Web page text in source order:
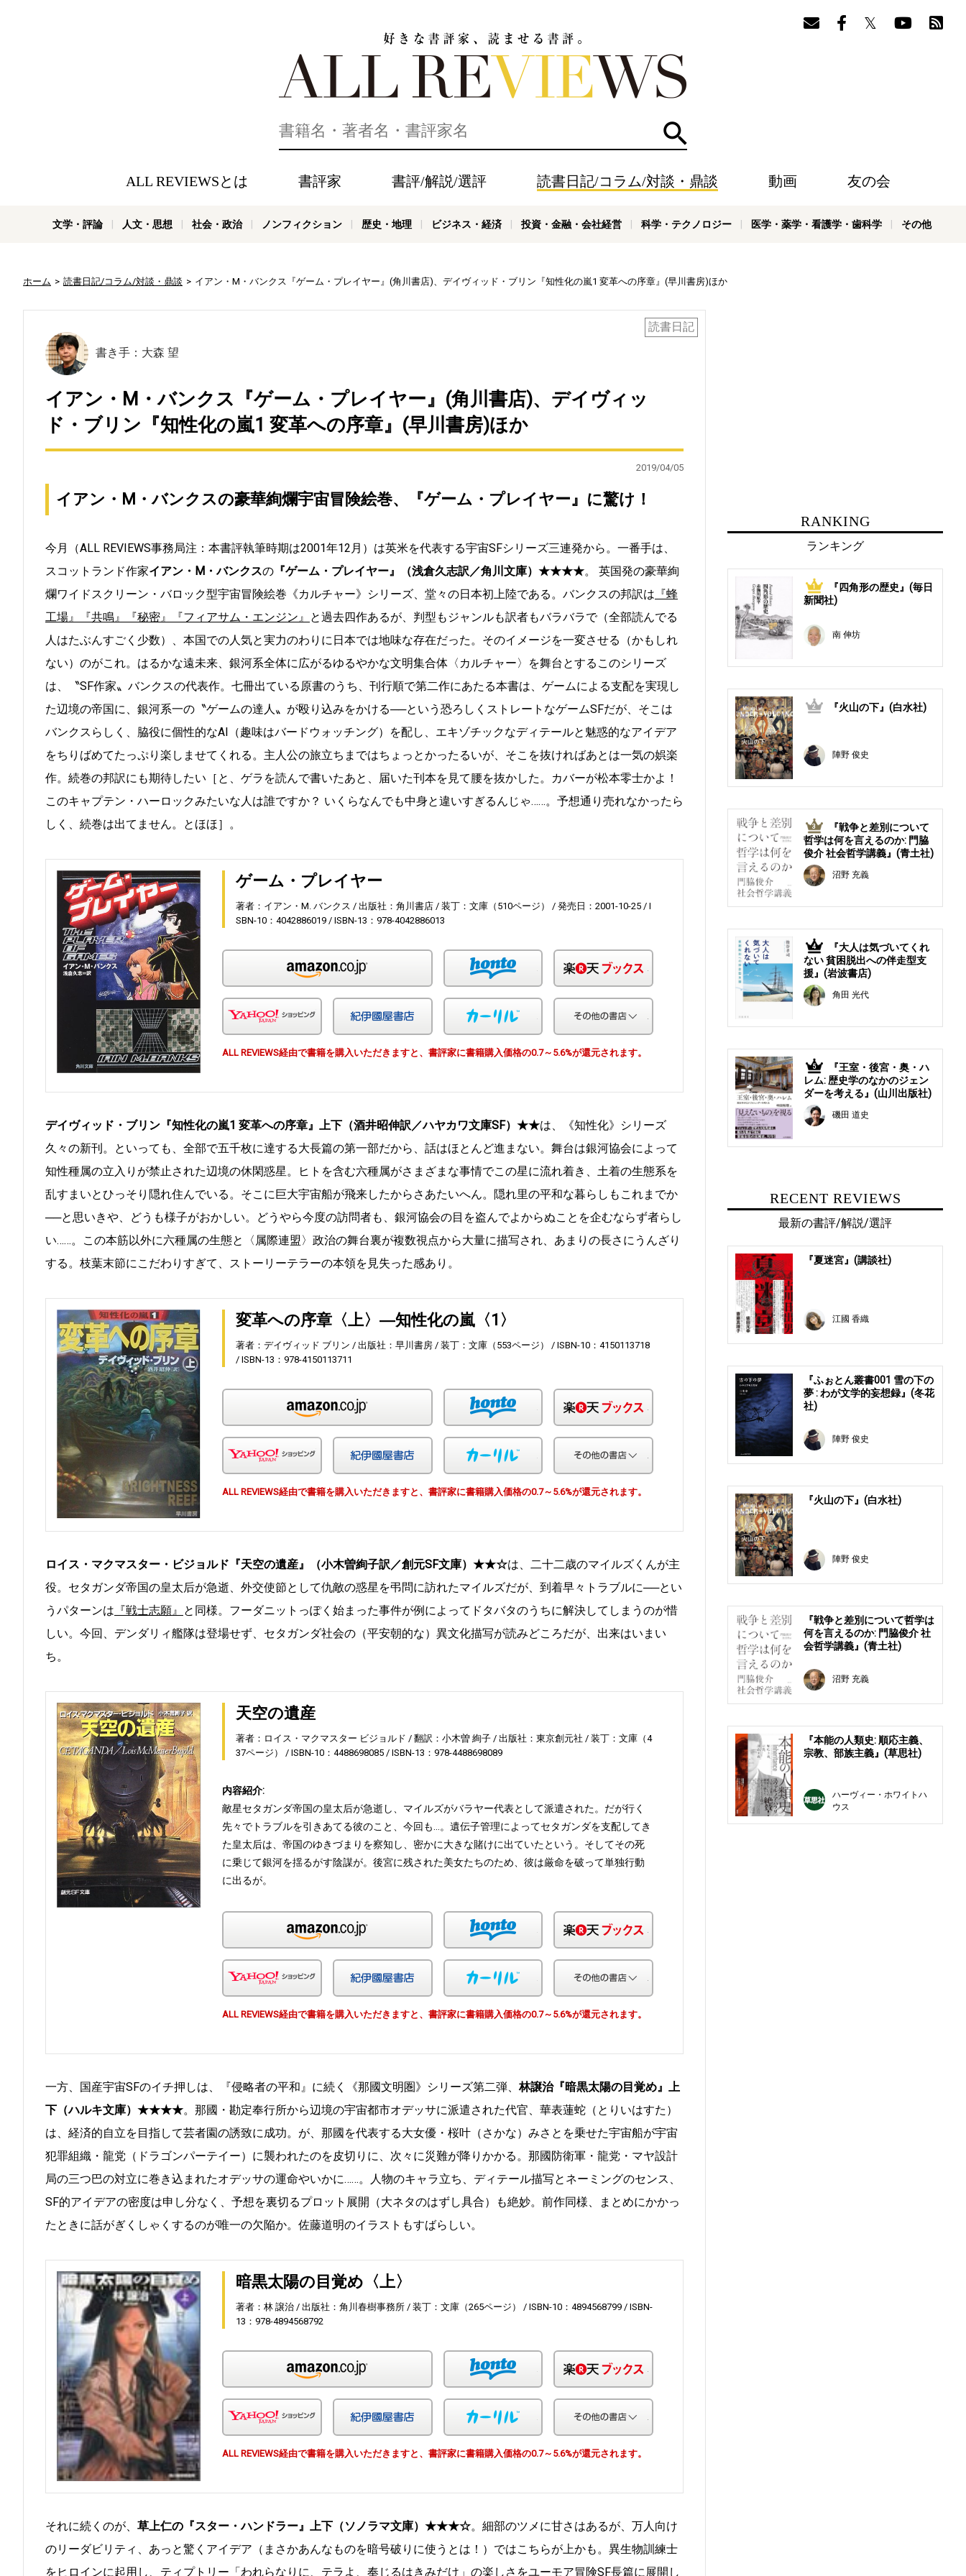
検索
ALL REVIEWSとは 書評家 書評/解説/選評 読書日記/コラム/対談・鼎談 動画 友の会
文学・評論 人文・思想 社会・政治 ノンフィクション 歴史・地理 ビジネス・経済 投資・金融・会社経営 科学・テクノロジー 医学・薬学・看護学・歯科学 その他
ホーム 読書日記/コラム/対談・鼎談 イアン・M・バンクス『ゲーム・プレイヤー』(角川書店)、デイヴィッド・ブリン『知性化の嵐1 変革への序章』(早川書房)ほか
読書日記
書き手：大森 望
イアン・M・バンクス『ゲーム・プレイヤー』(角川書店)、デイヴィッ
ド・ブリン『知性化の嵐1 変革への序章』(早川書房)ほか
2019/04/05
イアン・M・バンクスの豪華絢爛宇宙冒険絵巻、『ゲーム・プレイヤー』に驚け！
今月（ALL REVIEWS事務局注：本書評執筆時期は2001年12月）は英米を代表する宇宙SFシリーズ三連発から。一番手は、
スコットランド作家イアン・M・バンクスの 『ゲーム・プレイヤー』（浅倉久志訳／角川文庫）★★★★。 英国発の豪華絢
爛ワイドスクリーン・バロック型宇宙冒険絵巻《カルチャー》シリーズ、堂々の日本初上陸である。バンクスの邦訳は 『蜂
工場』
『共鳴』 『秘密』 『フィアサム・エンジン』 と過去四作あるが、判型もジャンルも訳者もバラバラで（全部読んでる
人はたぶんすごく少数）、本国での人気と実力のわりに日本では地味な存在だった。そのイメージを一変させる（かもしれ
ない）のがこれ。はるかな遠未来、銀河系全体に広がるゆるやかな文明集合体〈カルチャー〉を舞台とするこのシリーズ
は、〝SF作家〟バンクスの代表作。七冊出ている原書のうち、刊行順で第二作にあたる本書は、ゲームによる支配を実現し
た辺境の帝国に、銀河系一の〝ゲームの達人〟が殴り込みをかける──という恐ろしくストレートなゲームSFだが、そこは
バンクスらしく、脇役に個性的なAI（趣味はバードウォッチング）を配し、エキゾチックなディテールと魅惑的なアイデア
をちりばめてたっぷり楽しませてくれる。主人公の旅立ちまではちょっとかったるいが、そこを抜ければあとは一気の娯楽
作。続巻の邦訳にも期待したい［と、ゲラを読んで書いたあと、届いた刊本を見て腰を抜かした。カバーが松本零士かよ！
このキャプテン・ハーロックみたいな人は誰ですか？ いくらなんでも中身と違いすぎるんじゃ……。予想通り売れなかったら
しく、続巻は出てません。とほほ］。
ゲーム・プレイヤー
著者：イアン・M. バンクス 出版社：角川書店 装丁：文庫（510ページ） 発売日：2001-10-25
I
SBN-10：4042886019
ISBN-13：978-4042886013
honto
Yahoo!ショッピング 紀伊国屋 カーリル
ALL REVIEWS経由で書籍を購入いただきますと、書評家に書籍購入価格の0.7～5.6%が還元されます。
デイヴィッド・ブリン『知性化の嵐1 変革への序章』上下（酒井昭伸訳／ハヤカワ文庫SF）★★は、《知性化》シリーズ
久々の新刊。といっても、全部で五千枚に達する大長篇の第一部だから、話はほとんど進まない。舞台は銀河協会によって
知性種属の立入りが禁止された辺境の休閑惑星。ヒトを含む六種属がさまざまな事情でこの星に流れ着き、土着の生態系を
乱すまいとひっそり隠れ住んでいる。そこに巨大宇宙船が飛来したからさあたいへん。隠れ里の平和な暮らしもこれまでか
──と思いきや、どうも様子がおかしい。どうやら今度の訪問者も、銀河協会の目を盗んでよからぬことを企むならず者らし
い……。この本筋以外に六種属の生態と〈属際連盟〉政治の舞台裏が複数視点から大量に描写され、あまりの長さにうんざり
する。枝葉末節にこだわりすぎて、ストーリーテラーの本領を見失った感あり。
変革への序章〈上〉―知性化の嵐〈1〉
著者：デイヴィッド ブリン 出版社：早川書房 装丁：文庫（553ページ）
ISBN-10：4150113718
ISBN-13：978-4150113711
honto
Yahoo!ショッピング 紀伊国屋 カーリル
ALL REVIEWS経由で書籍を購入いただきますと、書評家に書籍購入価格の0.7～5.6%が還元されます。
ロイス・マクマスター・ビジョルド『天空の遺産』（小木曽絢子訳／創元SF文庫）★★☆は、二十二歳のマイルズくんが主
役。セタガンダ帝国の皇太后が急逝、外交使節として仇敵の惑星を弔問に訪れたマイルズだが、到着早々トラブルに──とい
うパターンは 『戦士志願』 と同様。フーダニットっぽく始まった事件が例によってドタバタのうちに解決してしまうのが惜
しい。今回、デンダリィ艦隊は登場せず、セタガンダ社会の（平安朝的な）異文化描写が読みどころだが、出来はいまい
ち。
天空の遺産
著者：ロイス・マクマスター ビジョルド 翻訳：小木曽 絢子 出版社：東京創元社
装丁：文庫（4
37ページ）
ISBN-10：4488698085 ISBN-13：978-4488698089
内容紹介:
敵星セタガンダ帝国の皇太后が急逝し、マイルズがバラヤー代表として派遣された。だが行く
先々でトラブルを引きあてる彼のこと、今回も…。遺伝子管理によってセタガンダを支配してき
た皇太后は、帝国のゆきづまりを察知し、密かに大きな賭けに出ていたという。そしてその死
に乗じて銀河を揺るがす陰謀が。後宮に残された美女たちのため、彼は厳命を破って単独行動
に出るが。
honto
Yahoo!ショッピング 紀伊国屋 カーリル
ALL REVIEWS経由で書籍を購入いただきますと、書評家に書籍購入価格の0.7～5.6%が還元されます。
一方、国産宇宙SFのイチ押しは、『侵略者の平和』に続く《那國文明圏》シリーズ第二弾、林譲治『暗黒太陽の目覚め』上
下（ハルキ文庫）★★★★。那國・勘定奉行所から辺境の宇宙都市オデッサに派遣された代官、華表蓮蛇（とりいはすた）
は、経済的自立を目指して芸者園の誘致に成功。が、那國を代表する大女優・桜叶（さかな）みさとを乗せた宇宙船が宇宙
犯罪組織・龍党（ドラゴンパーテイー）に襲われたのを皮切りに、次々に災難が降りかかる。那國防衛軍・龍党・マヤ設計
局の三つ巴の対立に巻き込まれたオデッサの運命やいかに……。人物のキャラ立ち、ディテール描写とネーミングのセンス、
SF的アイデアの密度は申し分なく、予想を裏切るプロット展開（大ネタのはずし具合）も絶妙。前作同様、まとめにかかっ
たときに話がぎくしゃくするのが唯一の欠陥か。佐藤道明のイラストもすばらしい。
暗黒太陽の目覚め〈上〉
著者：林 譲治 出版社：角川春樹事務所 装丁：文庫（265ページ） ISBN-10：4894568799
ISBN-
13：978-4894568792
honto
Yahoo!ショッピング 紀伊国屋 カーリル
ALL REVIEWS経由で書籍を購入いただきますと、書評家に書籍購入価格の0.7～5.6%が還元されます。
それに続くのが、 草上仁の『スター・ハンドラー』上下（ソノラマ文庫）★★★☆。細部のツメに甘さはあるが、万人向け
のリーダビリティ、あっと驚くアイデア（まさかあんなものを暗号破りに使うとは！）ではこちらが上かも。異生物訓練士
をヒロインに起用し、ティプトリー「われらなりに、テラよ、奉じるはきみだけ」の楽しさをユーモア冒険SF長篇に展開し
RANKING
ランキング
1
『四角形の歴史』(毎日
新聞社)
南 伸坊
2 『火山の下』(白水社)
陣野 俊史
3
『戦争と差別について
哲学は何を言えるのか: 門脇
俊介 社会哲学講義』(青土社)
沼野 充義
4
『大人は気づいてくれ
ない 貧困脱出への伴走型支
援』(岩波書店)
角田 光代
5
『王室・後宮・奥・ハ
レム: 歴史学のなかのジェン
ダーを考える』(山川出版社)
磯田 道史
RECENT REVIEWS
最新の書評/解説/選評
『夏迷宮』(講談社)
江國 香織
『ふぉとん叢書001 雪の下の
夢 : わが文学的妄想録』(冬花
社)
陣野 俊史
『火山の下』(白水社)
陣野 俊史
『戦争と差別について哲学は
何を言えるのか: 門脇俊介 社
会哲学講義』(青土社)
沼野 充義
『本能の人類史: 順応主義、
宗教、部族主義』(草思社)
ハーヴィー・ホワイトハ
ウス